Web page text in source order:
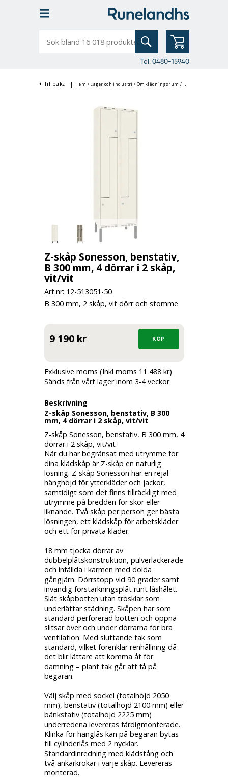
bland
Tel. 0480-15940
Tillbaka | Hem / Lager och industri / Omklädningsrum /
Z-skåp Sonesson, benstativ,
B 300 mm, 4 dörrar i 2 skåp,
vit/vit
Art.nr: 12-513051-50
B 300 mm, 2 skåp, vit dörr och stomme
9 190 kr
Exklusive moms (Inkl moms 11 488 kr)
Sänds från vårt lager inom 3-4 veckor
Beskrivning
Z-skåp Sonesson, benstativ, B 300
mm, 4 dörrar i 2 skåp, vit/vit
Z-skåp Sonesson, benstativ, B 300 mm, 4
dörrar i 2 skåp, vit/vit
När du har begränsat med utrymme för
dina klädskåp är Z-skåp en naturlig
lösning. Z-skåp Sonesson har en rejäl
hänghöjd för ytterkläder och jackor,
samtidigt som det finns tillräckligt med
utrymme på bredden för skor eller
liknande. Två skåp per person ger bästa
lösningen, ett klädskåp för arbetskläder
och ett för privata kläder.
18 mm tjocka dörrar av
dubbelplåtskonstruktion, pulverlackerade
och infällda i karmen med dolda
gångjärn. Dörrstopp vid 90 grader samt
invändig förstärkningsplåt runt låshålet.
Slät skåpbotten utan trösklar som
underlättar städning. Skåpen har som
standard perforerad botten och öppna
slitsar över och under dörrarna för bra
ventilation. Med sluttande tak som
standard, vilket förenklar renhållning då
det blir lättare att komma åt för
damning – plant tak går att få på
begäran.
Välj skåp med sockel (totalhöjd 2050
mm), benstativ (totalhöjd 2100 mm) eller
bänkstativ (totalhöjd 2225 mm)
underredena levereras färdigmonterade.
Klinka för hänglås kan på begäran bytas
till cylinderlås med 2 nycklar.
Standardinredning med klädstång och
två ankarkrokar i varje skåp. Levereras
monterad.